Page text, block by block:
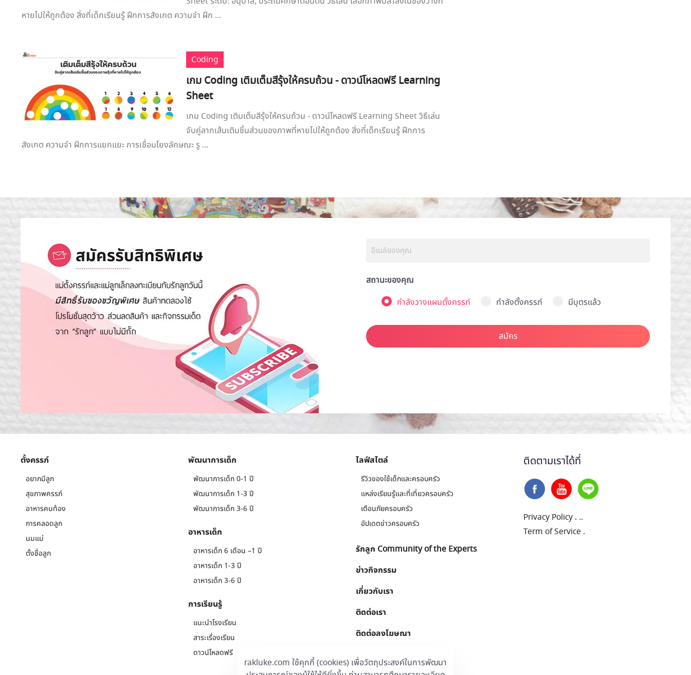
rakluke.com ใช้คุกกี้ (cookies) เพื่อวัตถุประสงค์ในการพัฒนา
หายไปให้ถูกต้อง สิ่งที่เด็กเรียนรู้ ฝึกการสังเกต ความจำ ฝึก ...
Coding
เกม Coding เติมเต็มสีรุ้งให้ครบถ้วน - ดาวน์โหลดฟรี Learning
Sheet
เกม Coding เติมเต็มสีรุ้งให้ครบถ้วน - ดาวน์โหลดฟรี Learning Sheet วิธีเล่น
จับคู่ลากเส้นเติมชิ้นส่วนของภาพที่หายไปให้ถูกต้อง สิ่งที่เด็กเรียนรู้ ฝึกการ
สังเกต ความจำ ฝึกการแยกแยะ การเชื่อมโยงลักษณะ รู ...
สถานะของคุณ
กำลังวางแผนตั้งครรภ์
กำลังตั้งครรภ์ มีบุตรแล้ว
สมัคร
ตั้งครรภ์
อยากมีลูก
สุขภาพครรภ์
อาหารคนท้อง
การคลอดลูก
นมแม่
ตั้งชื่อลูก
พัฒนาการเด็ก
พัฒนาการเด็ก 0-1 ปี
พัฒนาการเด็ก 1-3 ปี
พัฒนาการเด็ก 3-6 ปี
อาหารเด็ก
อาหารเด็ก 6 เดือน –1 ปี
อาหารเด็ก 1-3 ปี
อาหารเด็ก 3-6 ปี
การเรียนรู้
แนะนำโรงเรียน
สาระเรื่องเรียน
ดาวน์โหลดฟรี
ไลฟ์สไตล์
รีวิวของใช้เด็กและครอบครัว
แหล่งเรียนรู้และที่เที่ยวครอบครัว
เตือนภัยครอบครัว
อัปเดตข่าวครอบครัว
รักลูก Community of the Experts
ข่าวกิจกรรม
เกี่ยวกับเรา
ติดต่อเรา
ติดต่อลงโฆษณา
ติดตามเราได้ที่
Privacy Policy . ..
Term of Service .